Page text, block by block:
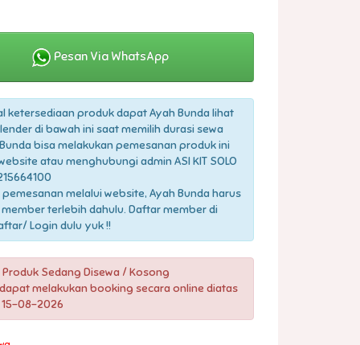
Pesan Via WhatsApp
ketersediaan produk dapat Ayah Bunda lihat
di bawah ini saat memilih durasi sewa
bisa melakukan pemesanan produk ini
atau menghubungi admin ASI KIT SOLO
melalui website, Ayah Bunda harus
terlebih dahulu. Daftar member di
Login dulu yuk !!
Sedang Disewa / Kosong
melakukan booking secara online diatas
08-2026